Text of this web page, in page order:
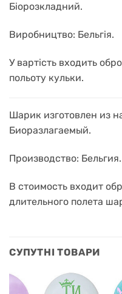
Біорозкладний.
Виробництво: Бельгія.
У вартість входить
польоту кульки.
Шарик изготовлен из
Биоразлагаемый.
Производство: Бельгия.
В стоимость входит
длительного полета
СУПУТНІ ТОВАРИ